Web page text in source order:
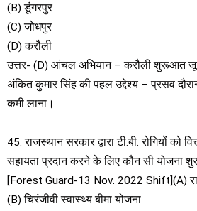
(B) डूंगरपुर
(C) जोधपुर
(D) करौली
उत्तर- (D) आंचल अभियान – करौली शुरूआत
अंकित कुमार सिंह की पहल उद्देश्य – प्रसव
कमी लाना।
45. राजस्थान सरकार द्वारा टी.बी. रोगियों को
सहायता प्रदान करने के लिए कौन सी योजना
[Forest Guard-13 Nov. 2022 Shift](A)
(B) चिरंजीवी स्वास्थ्य बीमा योजना